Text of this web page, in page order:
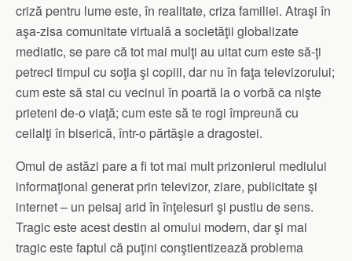
criză pentru lume este, în realitate, criza familiei. Atraşi în
aşa-zisa comunitate virtuală a societăţii globalizate
mediatic, se pare că tot mai mulţi au uitat cum este să-ţi
petreci timpul cu soţia şi copiii, dar nu în faţa televizorului;
cum este să stai cu vecinul în poartă la o vorbă ca nişte
prieteni de-o viaţă; cum este să te rogi împreună cu
ceilalţi în biserică, într-o părtăşie a dragostei.
Omul de astăzi pare a fi tot mai mult prizonierul mediului
informaţional generat prin televizor, ziare, publicitate şi
internet – un peisaj arid în înţelesuri şi pustiu de sens.
Tragic este acest destin al omului modern, dar şi mai
tragic este faptul că puţini conştientizează problema